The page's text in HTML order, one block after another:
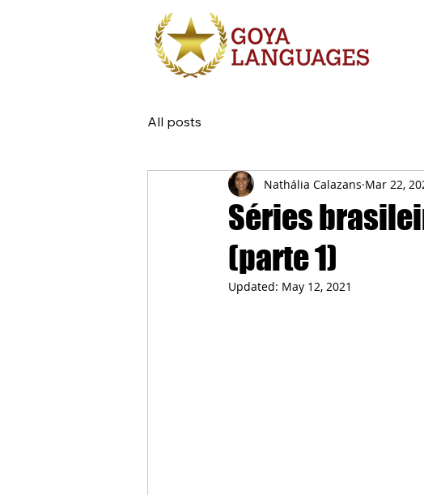
All posts
Séries
(parte 1)
Nathália Calazans Mar 22,
Updated: May 12, 2021